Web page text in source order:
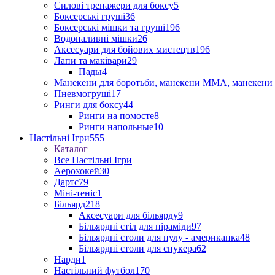
Силові тренажери для боксу5
Боксерські груші36
Боксерські мішки та груші196
Водоналивні мішки26
Аксесуари для бойових мистецтв196
Лапи та маківари29
Пады4
Манекени для боротьби, манекени ММА, манекени
Пневмогруші17
Ринги для боксу44
Ринги на помосте8
Ринги напольные10
Настільні Ігри555
Каталог
Все Настільні Ігри
Аерохокей30
Дартс79
Міні-теніс1
Більярд218
Аксесуари для більярду9
Більярдні стіл для піраміди97
Більярдні столи для пулу - американка48
Більярдні столи для снукера62
Нарди1
Настільний футбол170